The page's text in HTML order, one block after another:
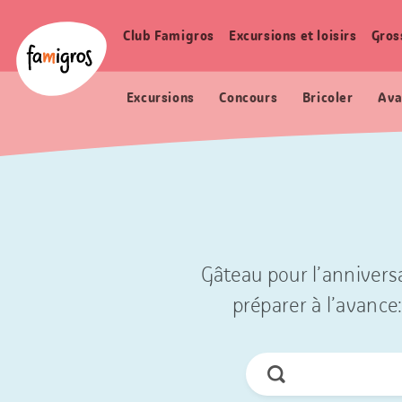
navigation
Logo
Navigation
Club Famigros Excursions et loisirs
Excursions Concours Bricoler
Gâteau pour
préparer à
Chercher